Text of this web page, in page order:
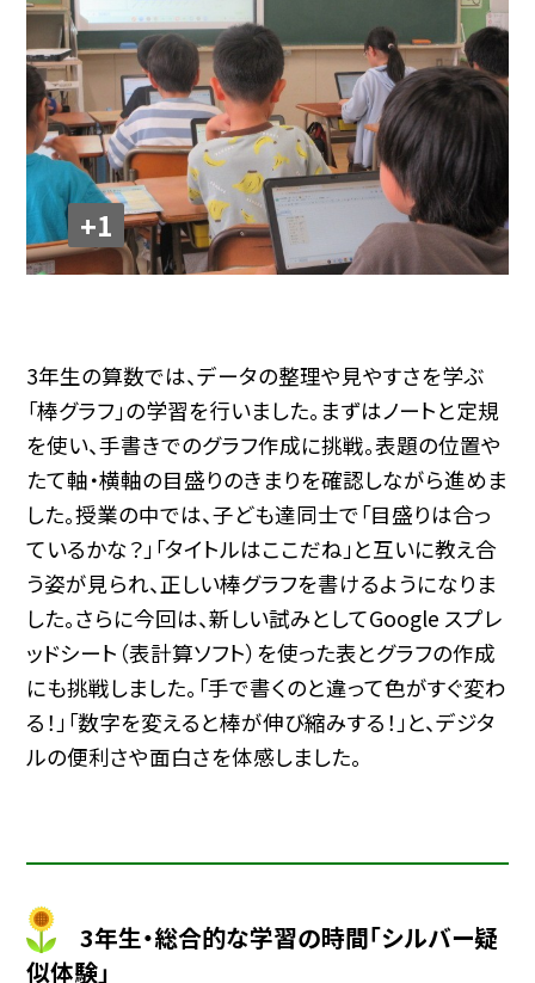
+1
3年生の算数では、データの整理や見やすさを学ぶ
「棒グラフ」の学習を行いました。まずはノートと定規
を使い、手書きでのグラフ作成に挑戦。表題の位置や
たて軸・横軸の目盛りのきまりを確認しながら進めま
した。授業の中では、子ども達同士で「目盛りは合っ
ているかな？」「タイトルはここだね」と互いに教え合
う姿が見られ、正しい棒グラフを書けるようになりま
した。さらに今回は、新しい試みとしてGoogle スプレ
ッドシート（表計算ソフト）を使った表とグラフの作成
にも挑戦しました。「手で書くのと違って色がすぐ変わ
る！」「数字を変えると棒が伸び縮みする！」と、デジタ
ルの便利さや面白さを体感しました。
3年生・総合的な学習の時間「シルバー疑
似体験」